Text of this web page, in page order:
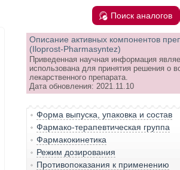
Поиск аналогов
Описание активных компонентов
(Iloprost-Pharmasyntez)
Приведенная научная информация
использована для принятия решения о
лекарственного препарата.
Дата обновления: 2021.11.10
Форма выпуска, упаковка и состав
Фармако-терапевтическая группа
Фармакокинетика
Режим дозирования
Противопоказания к применению